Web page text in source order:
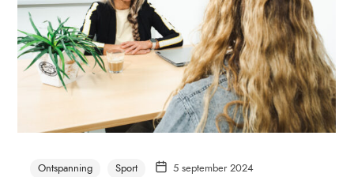
Ontspanning Sport 5 september 2024